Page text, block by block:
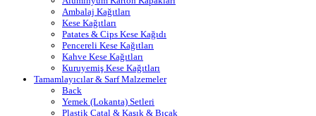
Ambalaj Kağıtları
Kese Kağıtları
Patates & Cips Kese Kağıdı
Pencereli Kese Kağıtları
Kahve Kese Kağıtları
Kuruyemiş Kese Kağıtları
Tamamlayıcılar & Sarf Malzemeler
Back
Yemek (Lokanta) Setleri
Plastik Çatal & Kaşık & Bıçak